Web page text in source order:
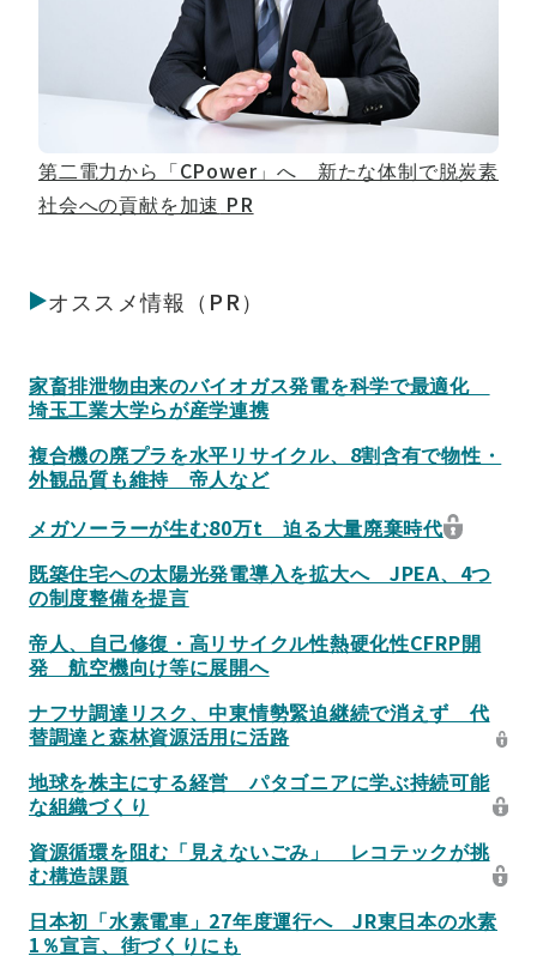
第二電力から「CPower」へ 新たな体制で脱炭素
社会への貢献を加速 PR
オススメ情報（PR）
家畜排泄物由来のバイオガス発電を科学で最適化
埼玉工業大学らが産学連携
複合機の廃プラを水平リサイクル、8割含有で物性・
外観品質も維持 帝人など
メガソーラーが生む80万t 迫る大量廃棄時代
既築住宅への太陽光発電導入を拡大へ JPEA、4つ
の制度整備を提言
帝人、自己修復・高リサイクル性熱硬化性CFRP開
発 航空機向け等に展開へ
ナフサ調達リスク、中東情勢緊迫継続で消えず 代
替調達と森林資源活用に活路
地球を株主にする経営 パタゴニアに学ぶ持続可能
な組織づくり
資源循環を阻む「見えないごみ」 レコテックが挑
む構造課題
日本初「水素電車」27年度運行へ JR東日本の水素
1％宣言、街づくりにも